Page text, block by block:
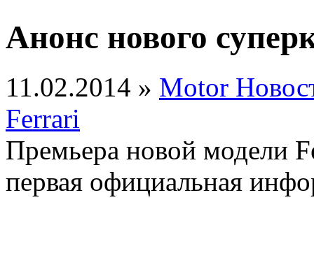
Анонс нового
11.02.2014 » Motor
Ferrari
Премьера новой модели
первая официальная